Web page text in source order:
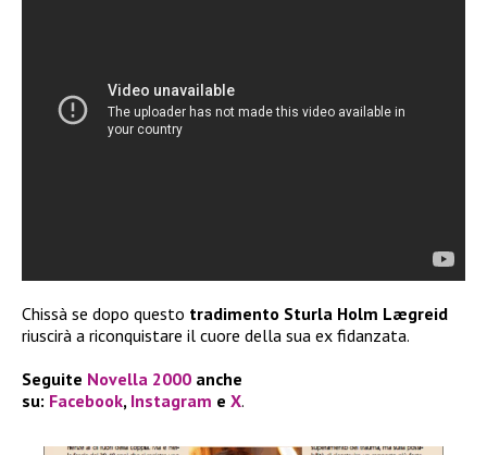
Chissà se dopo questo tradimento Sturla Holm Lægreid
riuscirà a riconquistare il cuore della sua ex fidanzata.
Seguite Novella 2000 anche
su: Facebook, Instagram e X.